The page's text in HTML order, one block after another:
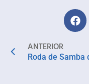
ANTERIOR